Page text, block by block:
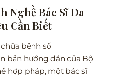
Nghề Bác Sĩ Da
Cần Biết
bệnh số
bản hướng dẫn của Bộ
hợp pháp, một bác sĩ